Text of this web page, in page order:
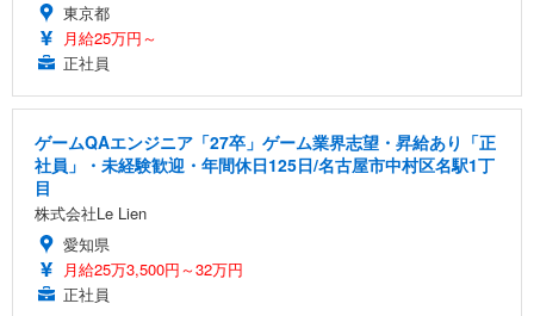
東京都
月給25万円～
正社員
ゲームQAエンジニア「27卒」ゲーム業界志望・昇給あり「正
社員」・未経験歓迎・年間休日125日/名古屋市中村区名駅1丁
目
株式会社Le Lien
愛知県
月給25万3,500円～32万円
正社員